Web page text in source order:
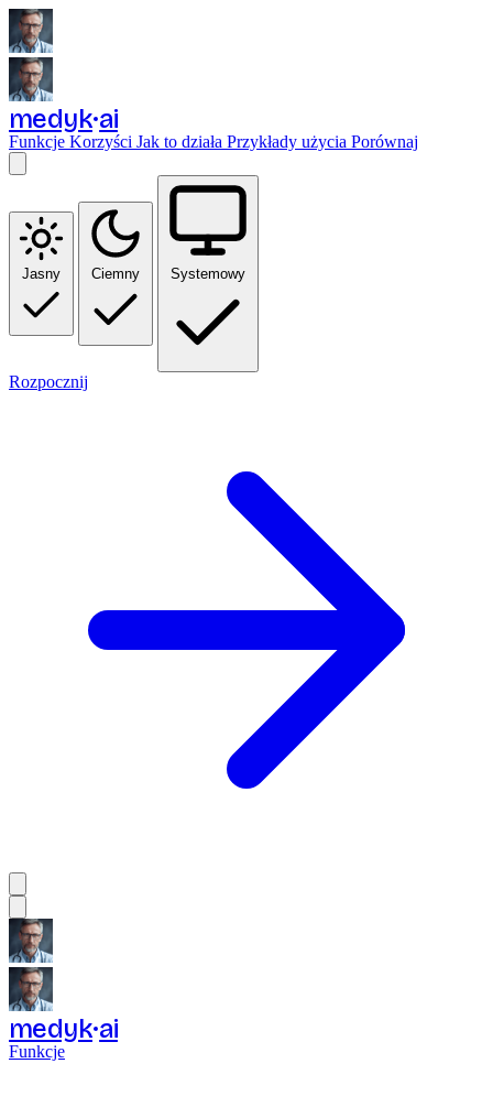
medyk ai
Funkcje Korzyści Jak to działa Przykłady użycia Porównaj
Jasny Ciemny Systemowy
Rozpocznij
medyk ai
Funkcje